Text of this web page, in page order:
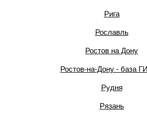
Рига
Рославль
Ростов на Дону
Ростов-на-Дону - база
Рудня
Рязань